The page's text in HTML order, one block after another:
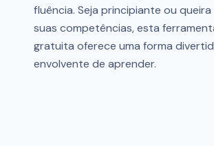
fluência. Seja principiante ou
suas competências, esta
gratuita oferece uma forma
envolvente de aprender.